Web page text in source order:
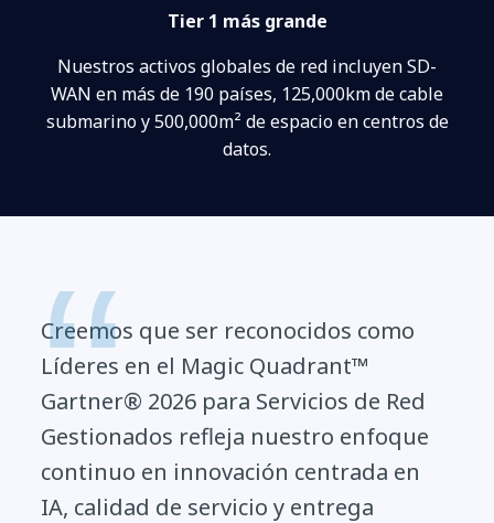
Tier 1 más grande
Nuestros activos globales de red incluyen SD-
WAN en más de 190 países, 125,000km de cable
submarino y 500,000m² de espacio en centros de
datos.
Creemos que ser reconocidos como
Líderes en el Magic Quadrant™
Gartner® 2026 para Servicios de Red
Gestionados refleja nuestro enfoque
continuo en innovación centrada en
IA, calidad de servicio y entrega